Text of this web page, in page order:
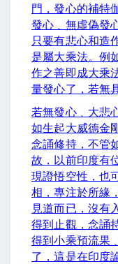
門，發心的補特
發心﹑無虛偽發
只要有悲心和造
是屬大乘法。例
作之善即成大乘
量發心了，若無
若無發心﹑大悲
如生起大威德金
念誦修持，不管
故，以前印度有
現證悟空性，也
相，專注於所緣
見道而已，沒有
得到止觀，念誦
得到小乘預流果
了，這是在印度